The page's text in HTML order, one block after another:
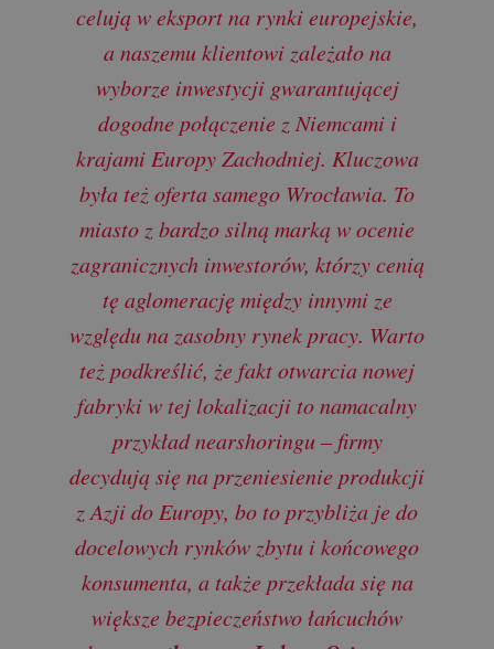
celują w eksport na rynki europejskie,
a naszemu klientowi zależało na
wyborze inwestycji gwarantującej
dogodne połączenie z Niemcami i
krajami Europy Zachodniej. Kluczowa
była też oferta samego Wrocławia. To
miasto z bardzo silną marką w ocenie
zagranicznych inwestorów, którzy cenią
tę aglomerację między innymi ze
względu na zasobny rynek pracy. Warto
też podkreślić, że fakt otwarcia nowej
fabryki w tej lokalizacji to namacalny
przykład nearshoringu – firmy
decydują się na przeniesienie produkcji
z Azji do Europy, bo to przybliża je do
docelowych rynków zbytu i końcowego
konsumenta, a także przekłada się na
większe bezpieczeństwo łańcuchów